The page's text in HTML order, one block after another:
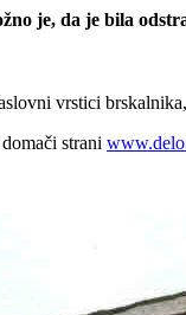
je, da je bila
vrstici
strani